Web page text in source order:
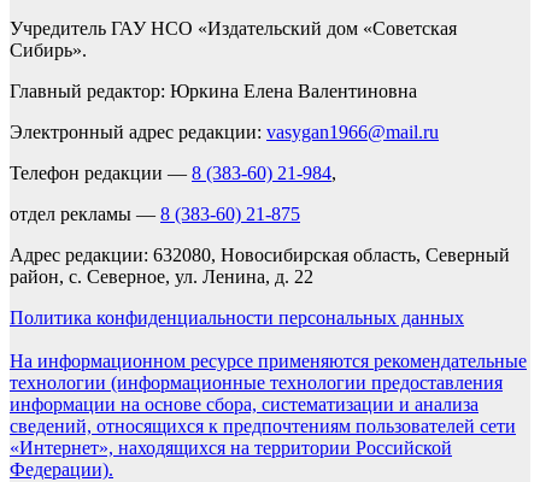
Учредитель ГАУ НСО «Издательский дом «Советская
Сибирь».
Главный редактор: Юркина Елена Валентиновна
Электронный адрес редакции: vasygan1966@mail.ru
Телефон редакции — 8 (383-60) 21-984,
отдел рекламы — 8 (383-60) 21-875
Адрес редакции: 632080, Новосибирская область, Северный
район, с. Северное, ул. Ленина, д. 22
Политика конфиденциальности персональных данных
На информационном ресурсе применяются рекомендательные
технологии (информационные технологии предоставления
информации на основе сбора, систематизации и анализа
сведений, относящихся к предпочтениям пользователей сети
«Интернет», находящихся на территории Российской
Федерации).